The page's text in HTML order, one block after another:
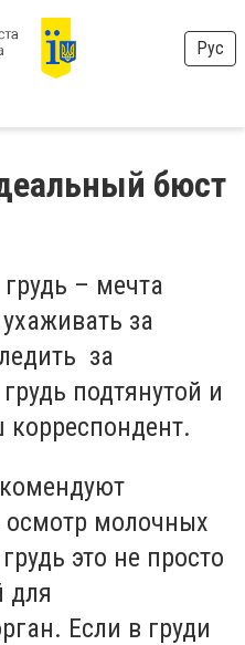
Рус
бюст
– мечта
за
за
подтянутой и
осмотр молочных
это не просто
для
Если в груди